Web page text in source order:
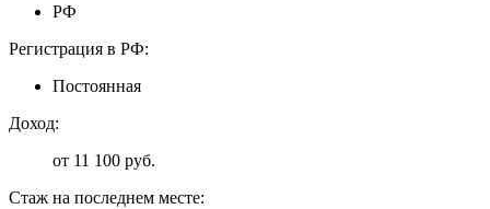
РФ
Регистрация в РФ:
Постоянная
Доход:
от 11 100 руб.
Стаж на последнем месте: